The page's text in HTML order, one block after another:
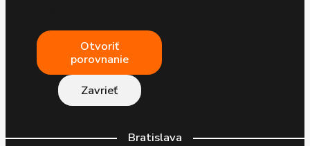
Otvoriť
porovnanie
Zavrieť
Bratislava